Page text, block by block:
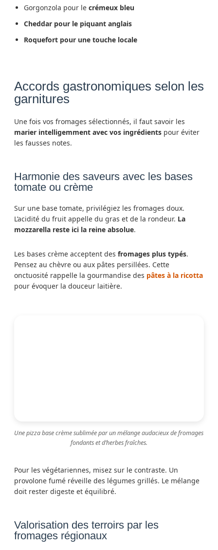
Gorgonzola pour le crémeux bleu
Cheddar pour le piquant anglais
Roquefort pour une touche locale
Accords gastronomiques selon les
garnitures
Une fois vos fromages sélectionnés, il faut savoir les
marier intelligemment avec vos ingrédientspour éviter
les fausses notes.
Harmonie des saveurs avec les bases
tomate ou crème
Sur une base tomate, privilégiez les fromages doux.
L’acidité du fruit appelle du gras et de la rondeur. La
mozzarella reste ici la reine absolue.
Les bases crème acceptent des fromages plus typés.
Pensez au chèvre ou aux pâtes persillées. Cette
onctuosité rappelle la gourmandise des pâtes à la ricotta
pour évoquer la douceur laitière.
Une pizza base crème sublimée par un mélange audacieux de fromages
fondants et d’herbes fraîches.
Pour les végétariennes, misez sur le contraste. Un
provolone fumé réveille des légumes grillés. Le mélange
doit rester digeste et équilibré.
Valorisation des terroirs par les
fromages régionaux